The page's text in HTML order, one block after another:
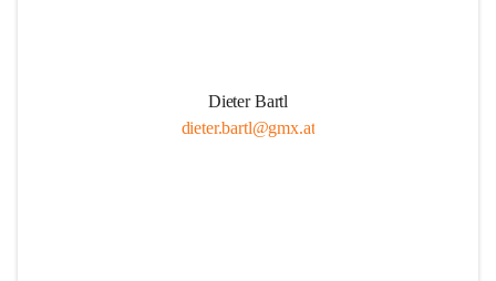
Dieter Bartl
dieter.bartl@gmx.at